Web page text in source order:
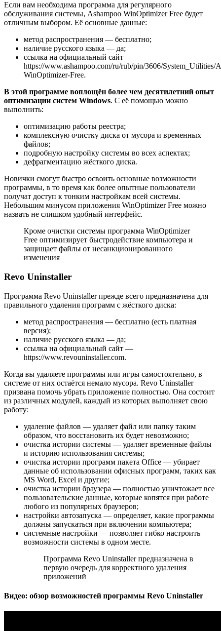
Если вам необходима программа для регулярного
обслуживания системы, Ashampoo WinOptimizer Free будет
отличным выбором. Её основные данные:
метод распространения — бесплатно;
наличие русского языка — да;
ссылка на официальный сайт —
https://www.ashampoo.com/ru/rub/pin/3606/System_Utilities/
WinOptimizer-Free.
В этой программе воплощён более чем десятилетний опыт
оптимизации систем Windows. С её помощью можно
выполнить:
оптимизацию работы реестра;
комплексную очистку диска от мусора и временных
файлов;
подробную настройку системы во всех аспектах;
дефрагментацию жёсткого диска.
Новички смогут быстро освоить основные возможности
программы, в то время как более опытные пользователи
получат доступ к тонким настройкам всей системы.
Небольшим минусом приложения WinOptimizer Free можно
назвать не слишком удобный интерфейс.
Кроме очистки системы программа WinOptimizer
Free оптимизирует быстродействие компьютера и
защищает файлы от несанкционированного
изменения
Revo Uninstaller
Программа Revo Uninstaller прежде всего предназначена для
правильного удаления программ с жёсткого диска:
метод распространения — бесплатно (есть платная
версия);
наличие русского языка — да;
ссылка на официальный сайт —
https://www.revouninstaller.com.
Когда вы удаляете программы или игры самостоятельно, в
системе от них остаётся немало мусора. Revo Uninstaller
призвана помочь убрать приложение полностью. Она состоит
из различных модулей, каждый из которых выполняет свою
работу:
удаление файлов — удаляет файл или папку таким
образом, что восстановить их будет невозможно;
очистка истории системы — удаляет временные файлы
и историю использования системы;
очистка истории программ пакета Office — убирает
данные об использовании офисных программ, таких как
MS Word, Excel и другие;
очистка истории браузера — полностью уничтожает все
пользовательские данные, которые копятся при работе
любого из популярных браузеров;
настройки автозапуска — определяет, какие программы
должны запускаться при включении компьютера;
системные настройки — позволяет гибко настроить
возможности системы в одном месте.
Программа Revo Uninstaller предназначена в
первую очередь для корректного удаления
приложений
Видео: обзор возможностей программы Revo Uninstaller